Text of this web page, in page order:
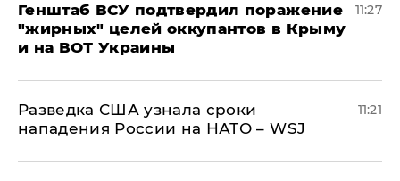
Генштаб ВСУ подтвердил поражение
"жирных" целей оккупантов в Крыму
и на ВОТ Украины
11:27
Разведка США узнала сроки
нападения России на НАТО – WSJ
11:21